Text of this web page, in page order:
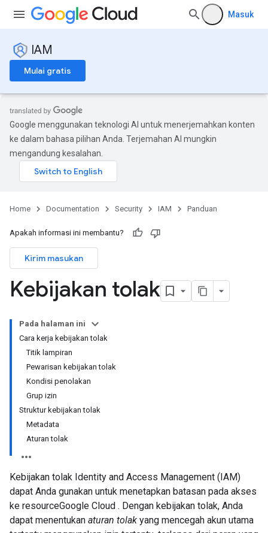
Masuk
IAM
Mulai gratis
Google menggunakan teknologi AI untuk menerjemahkan konten
ke dalam bahasa pilihan Anda. Terjemahan AI mungkin
mengandung kesalahan.
Home Documentation Security IAM Panduan
Apakah informasi ini membantu?
Kirim masukan
Kebijakan tolak
Pada halaman ini
Cara kerja kebijakan tolak
Titik lampiran
Pewarisan kebijakan tolak
Kondisi penolakan
Grup izin
Struktur kebijakan tolak
Metadata
Aturan tolak
Kebijakan tolak Identity and Access Management (IAM)
dapat Anda gunakan untuk menetapkan batasan pada akses
ke resourceGoogle Cloud . Dengan kebijakan tolak, Anda
dapat menentukan aturan tolak yang mencegah akun utama